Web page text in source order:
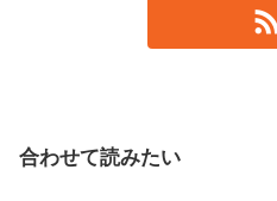
合わせて読みたい